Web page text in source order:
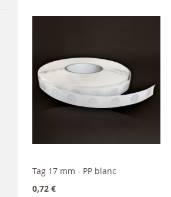
Tag 17 mm - PP blanc
0,72 €